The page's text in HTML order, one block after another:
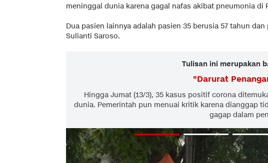
meninggal dunia karena gagal nafas akibat pneumonia di
Dua pasien lainnya adalah pasien 35 berusia 57 tahun
Sulianti Saroso.
Tulisan ini merupakan
"Darurat
Hingga Jumat (13/3), 35 kasus positif corona
dunia. Pemerintah pun menuai kritik karena dianggap
gagap dalam